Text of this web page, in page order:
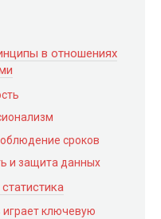
в отношениях
сроков
и защита данных
играет ключевую